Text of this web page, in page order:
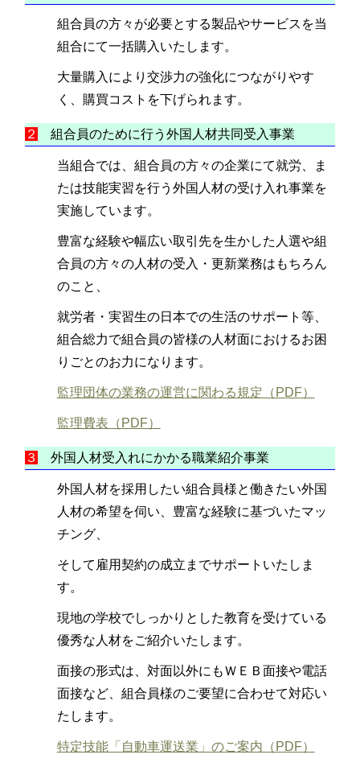
組合員の方々が必要とする製品やサービスを当
組合にて一括購入いたします。
大量購入により交渉力の強化につながりやす
く、購買コストを下げられます。
２ 組合員のために行う外国人材共同受入事業
当組合では、組合員の方々の企業にて就労、ま
たは技能実習を行う外国人材の受け入れ事業を
実施しています。
豊富な経験や幅広い取引先を生かした人選や組
合員の方々の人材の受入・更新業務はもちろん
のこと、
就労者・実習生の日本での生活のサポート等、
組合総力で組合員の皆様の人材面におけるお困
りごとのお力になります。
監理団体の業務の運営に関わる規定（PDF）
監理費表（PDF）
３ 外国人材受入れにかかる職業紹介事業
外国人材を採用したい組合員様と働きたい外国
人材の希望を伺い、豊富な経験に基づいたマッ
チング、
そして雇用契約の成立までサポートいたしま
す。
現地の学校でしっかりとした教育を受けている
優秀な人材をご紹介いたします。
面接の形式は、対面以外にもＷＥＢ面接や電話
面接など、組合員様のご要望に合わせて対応い
たします。
特定技能「自動車運送業」のご案内（PDF）